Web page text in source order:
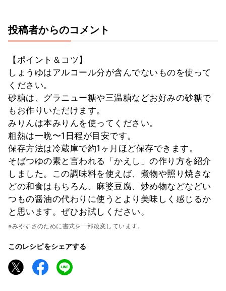
投稿者からのコメント
【ポイント＆コツ】
しょうゆはアルコール分が含んでないものを使って
ください。
砂糖は、グラニュー糖や三温糖などお好みの砂糖で
もお作りいただけます。
みりんは本みりんを使ってください。
粗熱は一晩〜1日程が目安です。
保存方法は冷蔵庫で約1ヶ月ほど保存できます。
そばつゆの素と言われる「かえし」の作り方を紹介
しました。この調味料を使えば、煮物や照り焼きな
どの和食はもちろん、麻婆豆腐、炒め物などなどい
つもの醤油の代わりに使うとより美味しく感じるか
と思います。ぜひお試しください。
※みやすさのために書式を一部改変しています。
このレシピをシェアする